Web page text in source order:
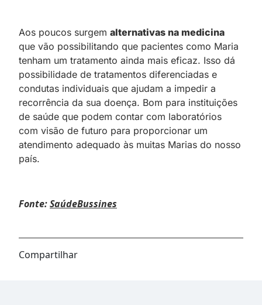
Aos poucos surgem alternativas na medicina
que vão possibilitando que pacientes como Maria
tenham um tratamento ainda mais eficaz. Isso dá
possibilidade de tratamentos diferenciadas e
condutas individuais que ajudam a impedir a
recorrência da sua doença. Bom para instituições
de saúde que podem contar com laboratórios
com visão de futuro para proporcionar um
atendimento adequado às muitas Marias do nosso
país.
Fonte:SaúdeBussines
Compartilhar